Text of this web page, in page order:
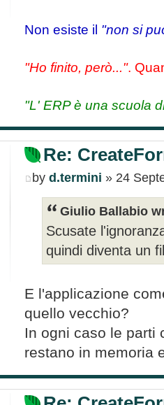
Non esiste il "non si
"Ho finito, però...".
"L' ERP è una scuola
Re:
by d.termini » 24
Giulio Ballabio
Scusate
quindi diventa un
E l'applicazione
quello vecchio?
In ogni caso le parti
restano in memoria